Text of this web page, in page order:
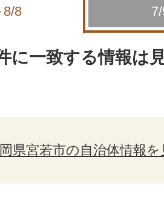
8/8
に一致する情報は
県宮若市の自治体情報を